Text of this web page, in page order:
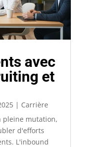
avec
et
| Carrière
pleine mutation,
d'efforts
L'inbound